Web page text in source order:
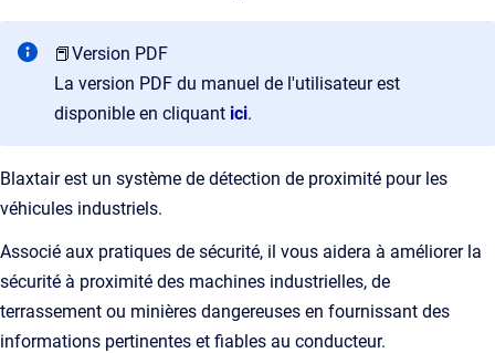
📕Version PDF
La version PDF du manuel de l'utilisateur est
disponible en cliquant ici.
Blaxtair est un système de détection de proximité pour les
véhicules industriels.
Associé aux pratiques de sécurité, il vous aidera à améliorer la
sécurité à proximité des machines industrielles, de
terrassement ou minières dangereuses en fournissant des
informations pertinentes et fiables au conducteur.